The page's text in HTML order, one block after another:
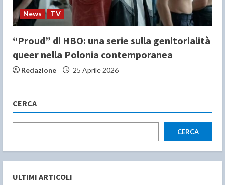
News TV
“Proud” di HBO: una serie sulla genitorialità
queer nella Polonia contemporanea
Redazione 25 Aprile 2026
CERCA
CERCA
ULTIMI ARTICOLI